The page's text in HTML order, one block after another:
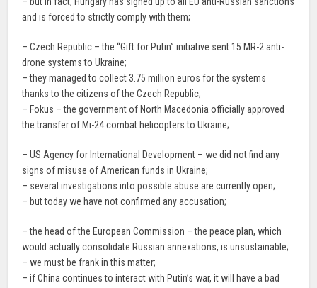
and is forced to strictly comply with them;
– Czech Republic – the “Gift for Putin” initiative sent 15 MR-2 anti-
drone systems to Ukraine;
– they managed to collect 3.75 million euros for the systems
thanks to the citizens of the Czech Republic;
– Fokus – the government of North Macedonia officially approved
the transfer of Mi-24 combat helicopters to Ukraine;
– US Agency for International Development – we did not find any
signs of misuse of American funds in Ukraine;
– several investigations into possible abuse are currently open;
– but today we have not confirmed any accusation;
– the head of the European Commission – the peace plan, which
would actually consolidate Russian annexations, is unsustainable;
– we must be frank in this matter;
– if China continues to interact with Putin’s war, it will have a bad